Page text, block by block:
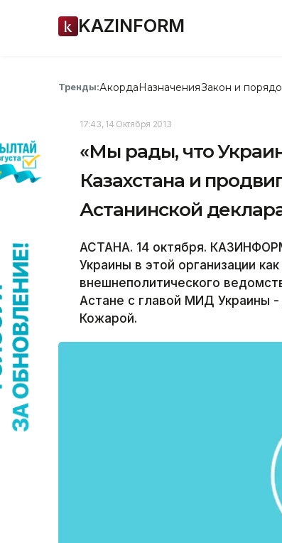
KAZINFORM
Тренды:АкордаНазначенияЗакон и
17:43, 14 Октября 2013
«Мы рады, что
Казахстана и
Астанинской
АСТАНА. 14 октября.
Украины в этой организации
внешнеполитического
Астане с главой МИД Украины
Кожарой.